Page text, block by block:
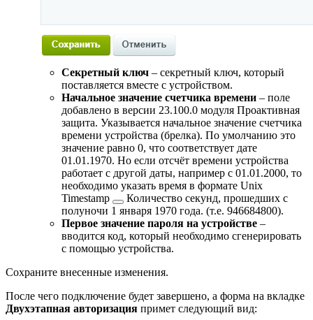
Секретный ключ – секретный ключ, который
поставляется вместе с устройством.
Начальное значение счетчика времени – поле
добавлено в версии 23.100.0 модуля Проактивная
защита. Указывается начальное значение счетчика
времени устройства (брелка). По умолчанию это
значение равно 0, что соответствует дате
01.01.1970. Но если отсчёт времени устройства
работает с другой даты, например с 01.01.2000, то
необходимо указать время в формате Unix
Timestamp
Количество секунд, прошедших с
полуночи 1 января 1970 года. (т.е. 946684800).
Первое значение пароля на устройстве –
вводится код, который необходимо сгенерировать
с помощью устройства.
Сохраните внесенные изменения.
После чего подключение будет завершено, а форма на вкладке
Двухэтапная авторизация примет следующий вид: